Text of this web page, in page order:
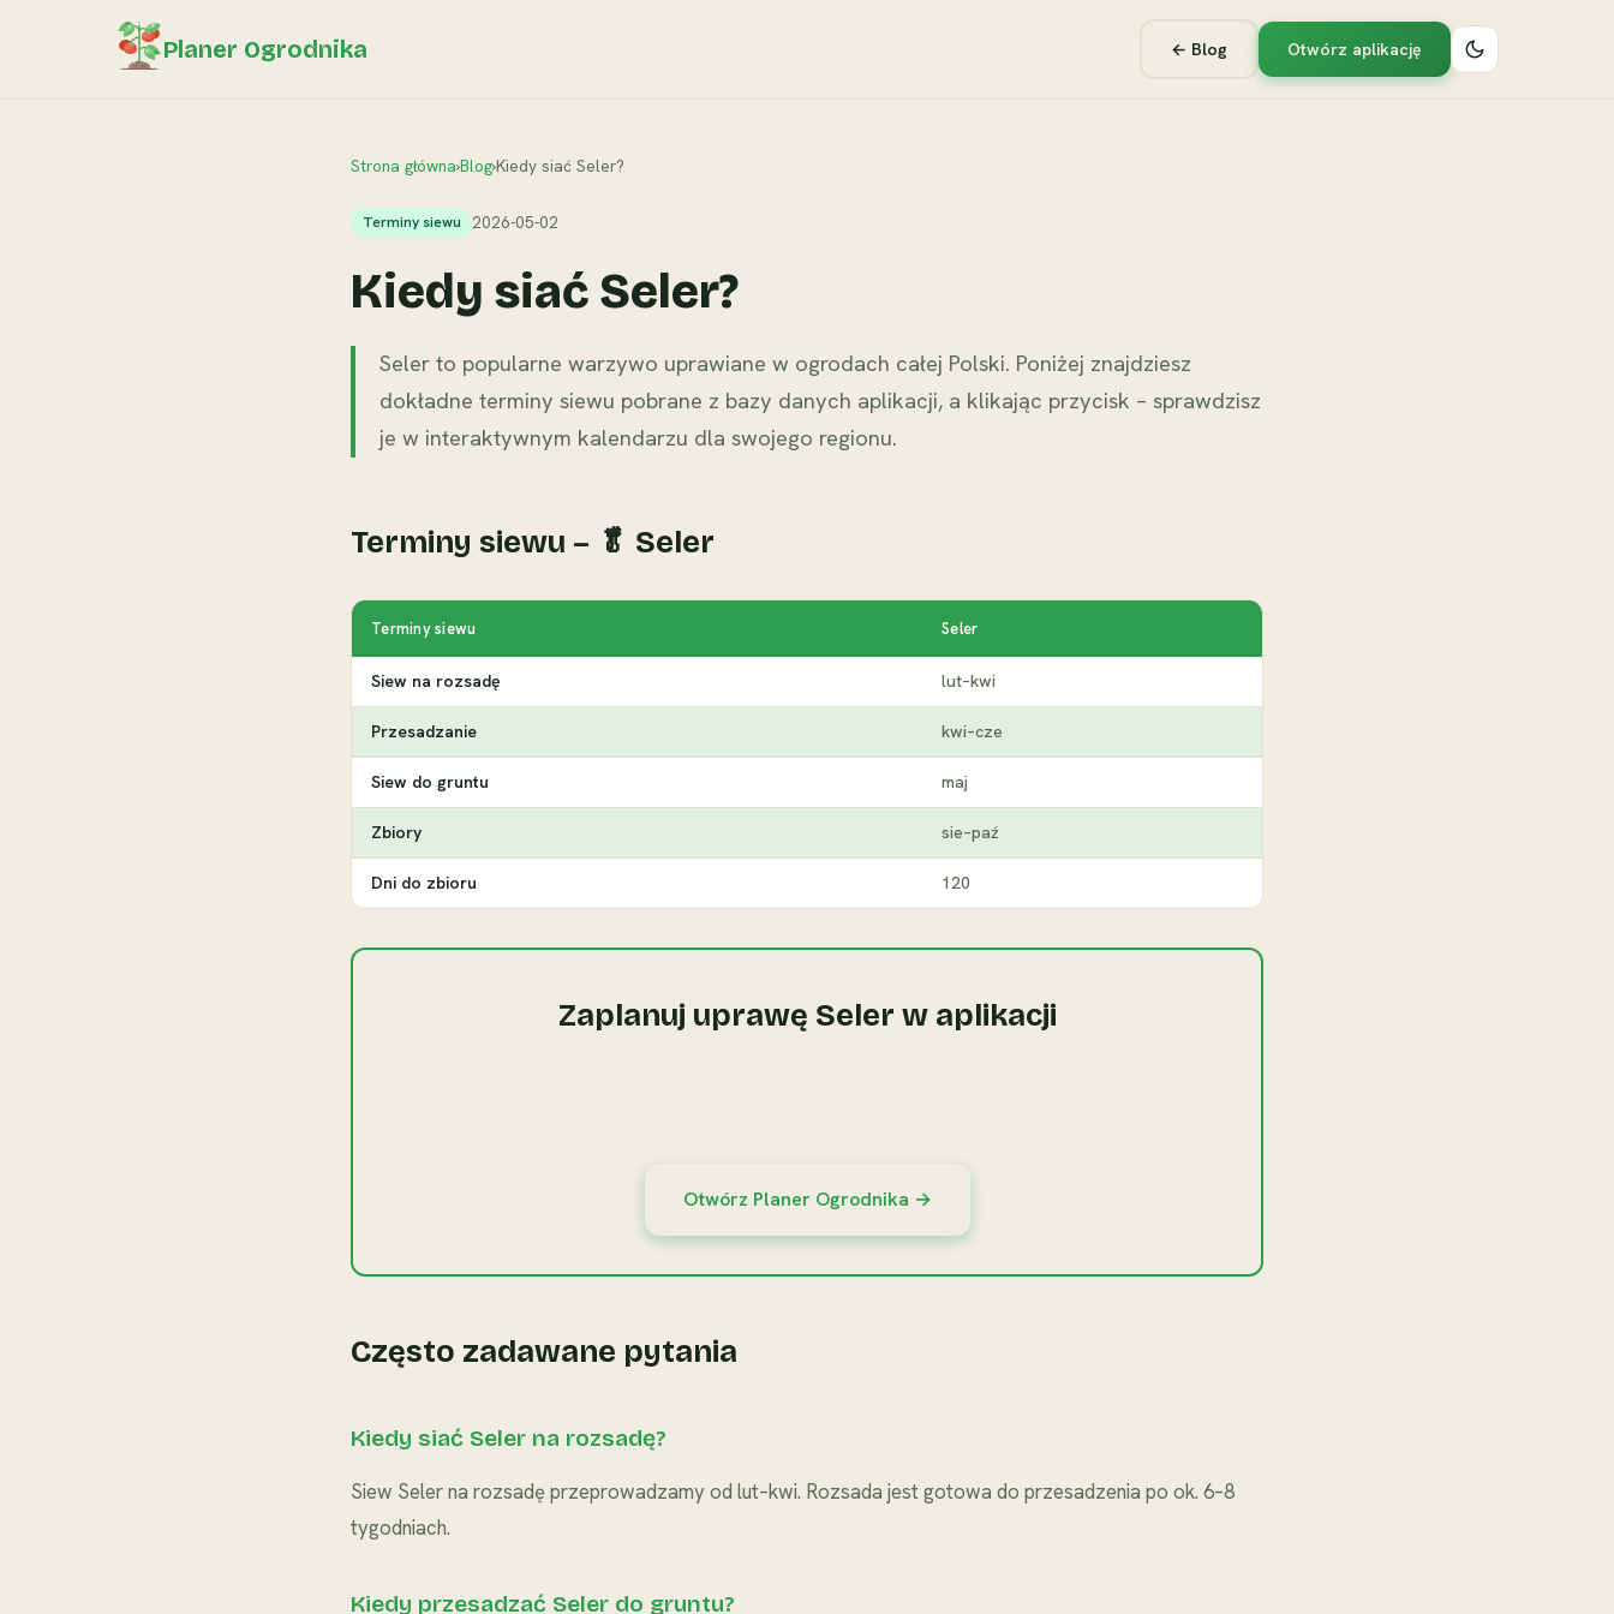
Planer Ogrodnika ← Blog Otwórz aplikację
Strona główna›Blog›Kiedy siać Seler?
Terminy siewu 2026-05-02
Kiedy siać Seler?
Seler to popularne warzywo uprawiane w ogrodach całej Polski. Poniżej znajdziesz
dokładne terminy siewu pobrane z bazy danych aplikacji, a klikając przycisk – sprawdzisz
je w interaktywnym kalendarzu dla swojego regionu.
Terminy siewu – 🥬 Seler
Terminy siewu Seler
Siew na rozsadę lut–kwi
Przesadzanie kwi–cze
Siew do gruntu maj
Zbiory sie–paź
Dni do zbioru 120
Zaplanuj uprawę Seler w aplikacji
Otwórz Planer Ogrodnika →
Często zadawane pytania
Kiedy siać Seler na rozsadę?
Siew Seler na rozsadę przeprowadzamy od lut–kwi. Rozsada jest gotowa do przesadzenia po ok. 6–8
tygodniach.
Kiedy przesadzać Seler do gruntu?